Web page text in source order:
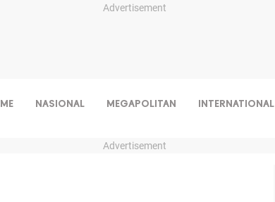
Advertisement
NASIONAL MEGAPOLITAN INTERNATIONAL
Advertisement